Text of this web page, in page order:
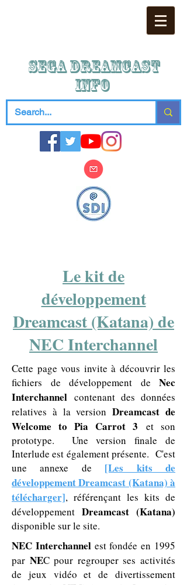
SEGA DREAMCAST
iNFO
Le kit de
développement
Dreamcast (Katana) de
NEC Interchannel
Cette page vous invite à découvrir les
fichiers de développement de Nec
Interchannel contenant des données
relatives à la versionDreamcast de
Welcome to Pia Carrot 3 et son
prototype. Une version finale de
Interlude est également présente. C'est
une annexe de [Les kits de
développement Dreamcast (Katana) à
télécharger], référençant les kits de
développement Dreamcast (Katana)
disponible sur le site.
NEC Interchannel est fondée en 1995
par NEC pour regrouper ses activités
de jeux vidéo et de divertissement